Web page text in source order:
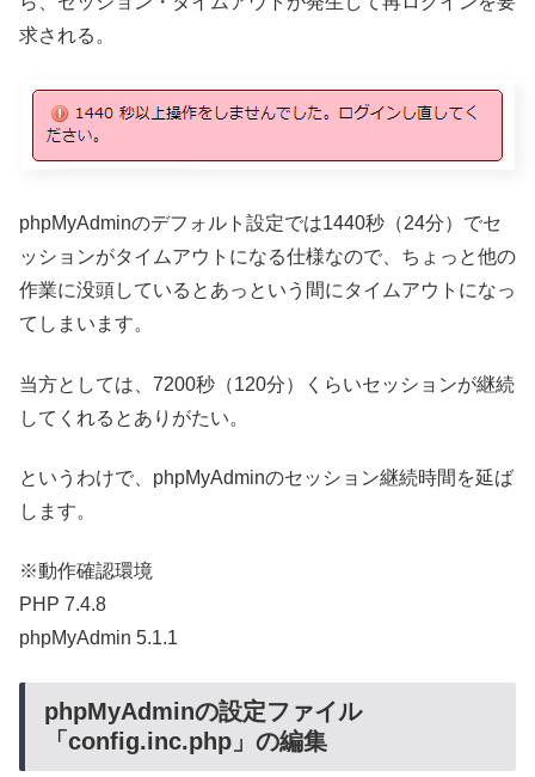
求される。
phpMyAdminのデフォルト設定では1440秒（24分）でセ
ッションがタイムアウトになる仕様なので、ちょっと他の
作業に没頭しているとあっという間にタイムアウトになっ
てしまいます。
当方としては、7200秒（120分）くらいセッションが継続
してくれるとありがたい。
というわけで、phpMyAdminのセッション継続時間を延ば
します。
※動作確認環境
PHP 7.4.8
phpMyAdmin 5.1.1
phpMyAdminの設定ファイル
「config.inc.php」の編集